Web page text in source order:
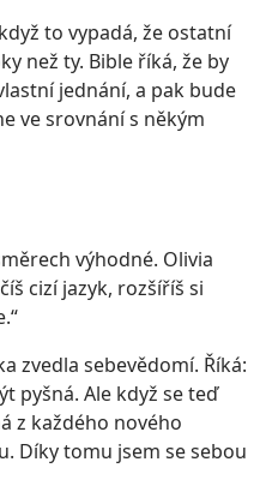
to vypadá, že ostatní
než ty. Bible říká, že by
jednání, a pak bude
ve srovnání s někým
výhodné. Olivia
cizí jazyk, rozšíříš si
zvedla sebevědomí. Říká:
pyšná. Ale když se teď
z každého nového
Díky tomu jsem se sebou